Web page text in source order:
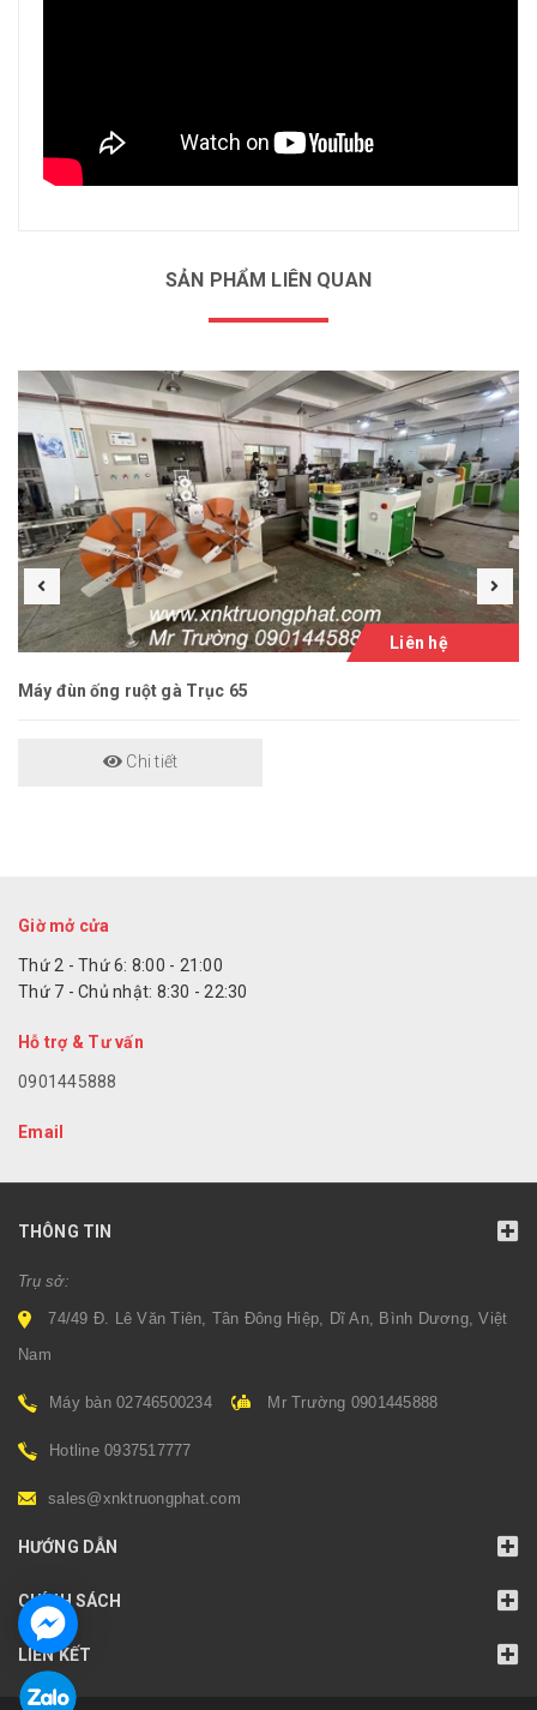
SẢN PHẨM LIÊN QUAN
Liên hệ
Máy đùn ống ruột gà Trục 65
Chi tiết
Giờ mở cửa
Thứ 2 - Thứ 6: 8:00 - 21:00
Thứ 7 - Chủ nhật: 8:30 - 22:30
Hỗ trợ & Tư vấn
0901445888
Email
THÔNG TIN
Trụ sở:
74/49 Đ. Lê Văn Tiên, Tân Đông Hiệp, Dĩ An, Bình Dương, Việt
Nam
Máy bàn 02746500234 Mr Trường 0901445888
Hotline 0937517777
sales@xnktruongphat.com
HƯỚNG DẪN
CHÍNH SÁCH
LIÊN KẾT